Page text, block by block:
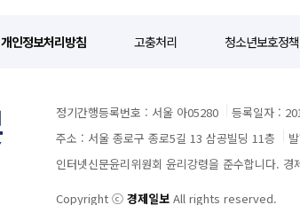
개인정보처리방침 고충처리 청소년보호정책
정기간행등록번호 : 서울 아05280 등록일자 :
주소 : 서울 종로구 종로5길 13 삼공빌딩 11층
인터넷신문윤리위원회 윤리강령을 준수합니다.
Copyright ⓒ 경제일보 All rights reserved.